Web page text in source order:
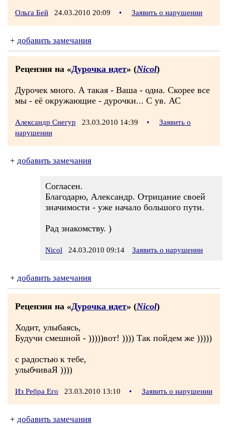
Ольга Бей 24.03.2010 20:09 • Заявить о нарушении
+ добавить замечания
Рецензия на «Дурочка идет» (Nicol)
Дурочек много. А такая - Ваша - одна. Скорее все
мы - её окружающие - дурочки... С ув. АС
Александр Снегур 23.03.2010 14:39 •
Заявить о
нарушении
+ добавить замечания
Согласен.
Благодарю, Александр. Отрицание своей
значимости - уже начало большого пути.
Рад знакомству. )
Nicol 24.03.2010 09:14 Заявить о нарушении
+ добавить замечания
Рецензия на «Дурочка идет» (Nicol)
Ходит, улыбаясь,
Будучи смешной - )))))вот! )))) Так пойдем же )))))
с радостью к тебе,
улыбчиваЯ ))))
Из Ребра Его 23.03.2010 13:10 • Заявить о нарушении
+ добавить замечания